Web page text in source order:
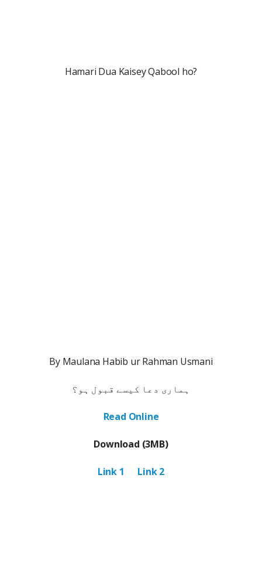
Hamari Dua Kaisey Qabool ho?
By Maulana Habib ur Rahman Usmani
ہماری دعا کیسے قبول ہو؟
Read Online
Download (3MB)
Link 1 Link 2